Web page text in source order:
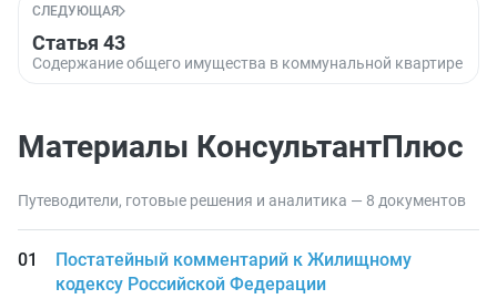
СЛЕДУЮЩАЯ
Статья 43
Содержание общего имущества в коммунальной квартире
Материалы КонсультантПлюс
Путеводители, готовые решения и аналитика — 8 документов
Постатейный комментарий к Жилищному
кодексу Российской Федерации